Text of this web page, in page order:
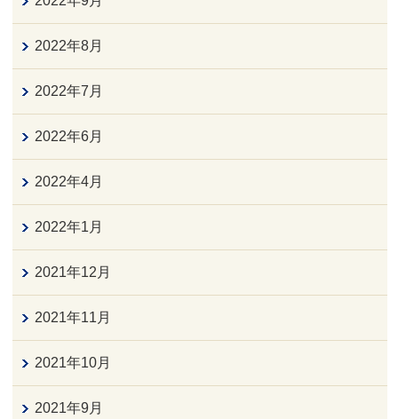
2022年8月
2022年7月
2022年6月
2022年4月
2022年1月
2021年12月
2021年11月
2021年10月
2021年9月